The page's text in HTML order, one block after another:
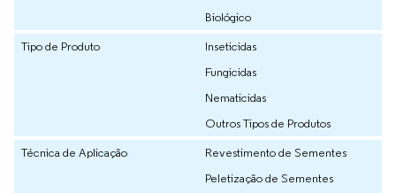
Biológico
Tipo de Produto
Inseticidas
Fungicidas
Nematicidas
Outros Tipos de Produtos
Técnica de Aplicação
Revestimento de Sementes
Peletização de Sementes